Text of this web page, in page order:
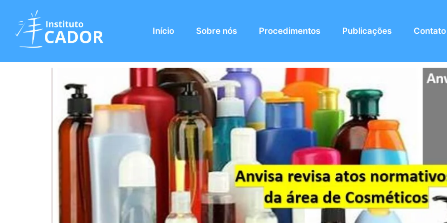
Início Sobre nós Procedimentos Publicações Contato
Tag: Anvisa
Anvisa revisa atos normativos da área de